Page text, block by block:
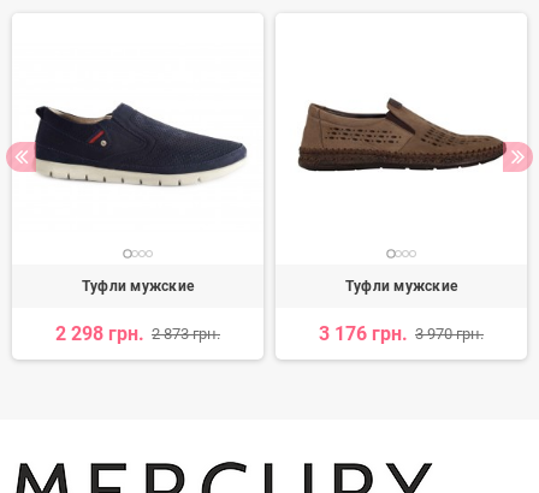
Туфли мужские
2 298 грн. 2 873 грн.
Туфли мужские
3 176 грн. 3 970 грн.